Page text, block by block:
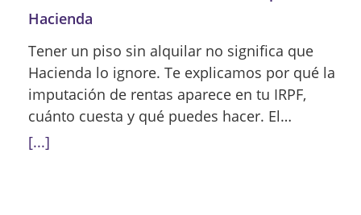
Hacienda
Tener un piso sin alquilar no significa que
Hacienda lo ignore. Te explicamos por qué la
imputación de rentas aparece en tu IRPF,
cuánto cuesta y qué puedes hacer. El…
[...]